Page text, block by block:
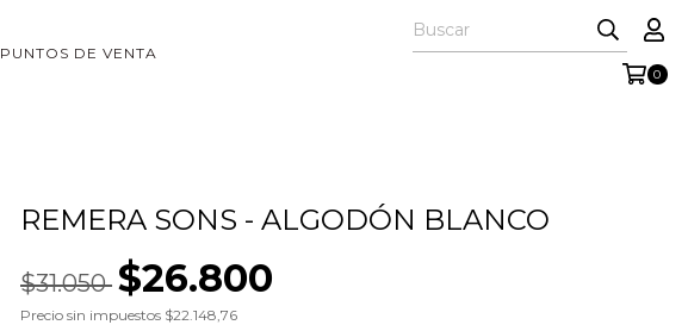
PUNTOS DE VENTA
0
REMERA SONS - ALGODÓN BLANCO
$31.050 $26.800
Precio sin impuestos $22.148,76